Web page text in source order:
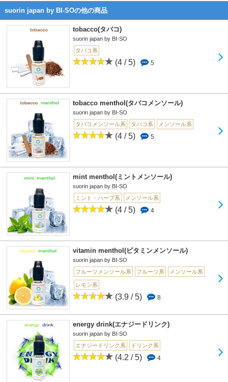
suorin japan by BI-SOの他の商品
tobacco(タバコ)
suorin japan by BI-SO
タバコ系
(4 / 5) 5
tobacco menthol(タバコメンソール)
suorin japan by BI-SO
タバコメンソール系
タバコ系 メンソール系
(4 / 5) 5
mint menthol(ミントメンソール)
suorin japan by BI-SO
ミント・ハーブ系
メンソール系
(4 / 5) 4
vitamin menthol(ビタミンメンソール)
suorin japan by BI-SO
フルーツメンソール系
フルーツ系 メンソール系
レモン系
(3.9 / 5) 8
energy drink(エナジードリンク)
suorin japan by BI-SO
エナジードリンク系
ドリンク系
(4.2 / 5) 4